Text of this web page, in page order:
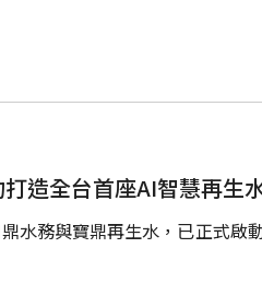
造全台首座AI智慧再生
水務與寶鼎再生水，已正式啟